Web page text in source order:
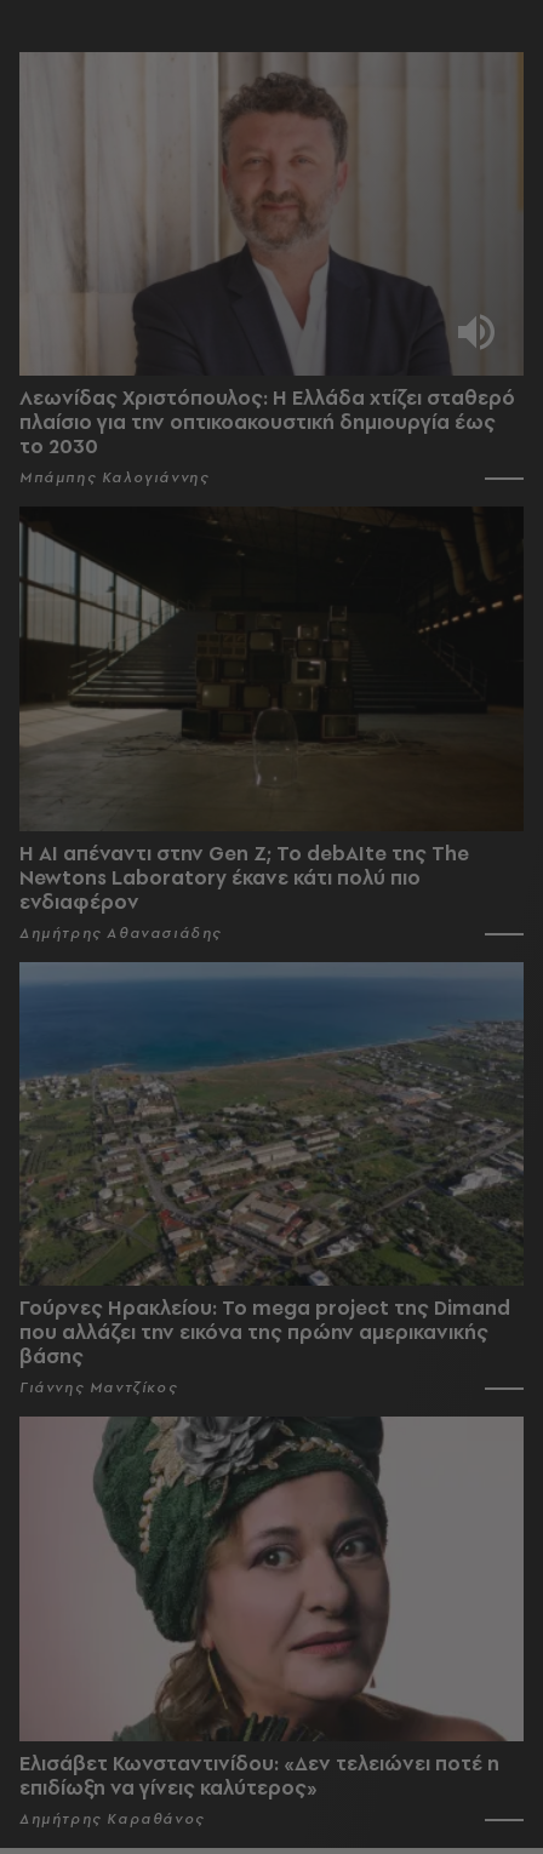
Λεωνίδας Χριστόπουλος: Η Ελλάδα χτίζει σταθερό
πλαίσιο για την οπτικοακουστική δημιουργία έως
το 2030
Μπάμπης Καλογιάννης
Η AI απέναντι στην Gen Z; Το debAIte της The
Newtons Laboratory έκανε κάτι πολύ πιο
ενδιαφέρον
Δημήτρης Αθανασιάδης
Γούρνες Ηρακλείου: To mega project της Dimand
που αλλάζει την εικόνα της πρώην αμερικανικής
βάσης
Γιάννης Μαντζίκος
Ελισάβετ Κωνσταντινίδου: «Δεν τελειώνει ποτέ η
επιδίωξη να γίνεις καλύτερος»
Δημήτρης Καραθάνος